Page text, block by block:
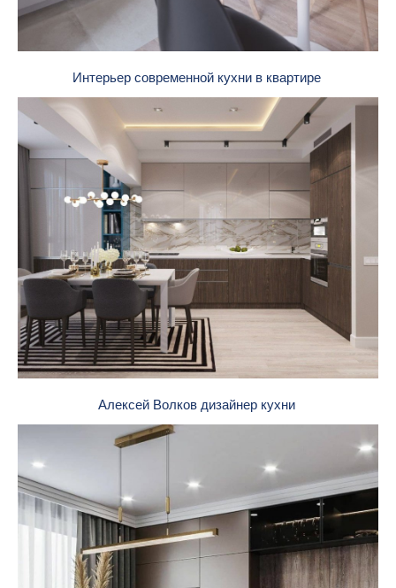
Интерьер современной кухни в квартире
Алексей Волков дизайнер кухни